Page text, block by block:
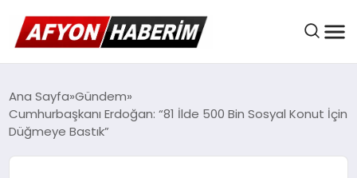
AFYON HABER
GÜNDEM
Ana Sayfa Gündem
Cumhurbaşkanı Erdoğan: “81 İlde 500 Bin Sosyal Konut İçin
Düğmeye Bastık”